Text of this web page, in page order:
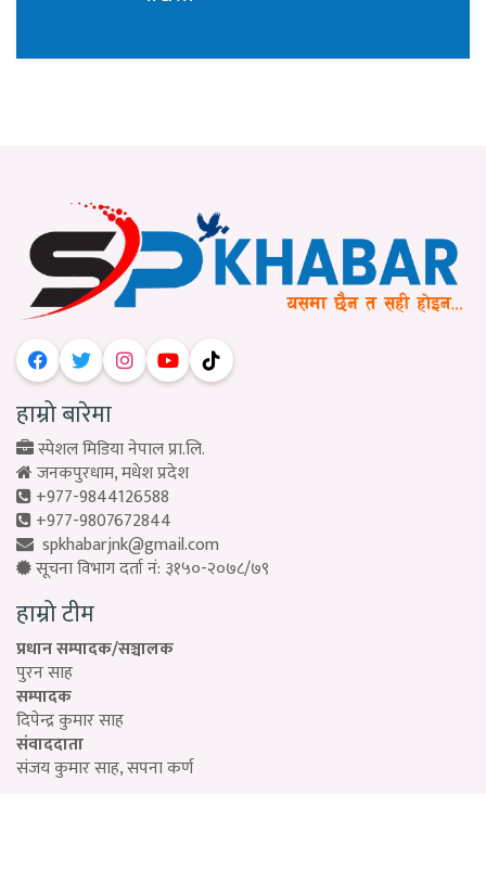
हाम्रो बारेमा
स्पेशल मिडिया नेपाल प्रा.लि.
जनकपुरधाम, मधेश प्रदेश
+977-9844126588
+977-9807672844
spkhabarjnk@gmail.com
सूचना विभाग दर्ता नं: ३१५०-२०७८/७९
हाम्रो टीम
प्रधान सम्पादक/सञ्चालक
पुरन साह
सम्पादक
दिपेन्द्र कुमार साह
संवाददाता
संजय कुमार साह, सपना कर्ण